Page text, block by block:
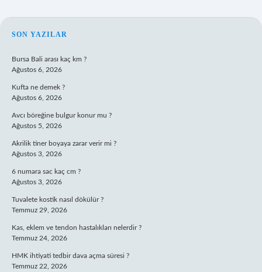
SIDEBAR
SON YAZILAR
Bursa Bali arası kaç km ?
Ağustos 6, 2026
Kufta ne demek ?
Ağustos 6, 2026
Avcı böreğine bulgur konur mu ?
Ağustos 5, 2026
Akrilik tiner boyaya zarar verir mi ?
Ağustos 3, 2026
6 numara sac kaç cm ?
Ağustos 3, 2026
Tuvalete kostik nasıl dökülür ?
Temmuz 29, 2026
Kas, eklem ve tendon hastalıkları nelerdir ?
Temmuz 24, 2026
HMK ihtiyati tedbir dava açma süresi ?
Temmuz 22, 2026